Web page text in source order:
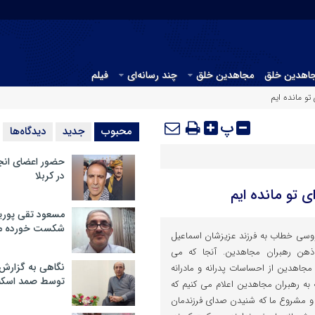
خلق مجاهدین خلق چند رسانه‌ای فیلم
مانده ایم
پ
مانده ایم
خطاب به فرزند عزیزشان اسماعیل
رهبران مجاهدین. آنجا که می
از احساسات پدرانه و مادرانه
به رهبران مجاهدین اعلام می کنیم که
و مشروع ما که شنیدن صدای فرزندمان
محبوب جدید دیدگاه‌ها
حضور اعضای
در کربلا
مسعود تقی
شکست خورده
نگاهی به
توسط صمد